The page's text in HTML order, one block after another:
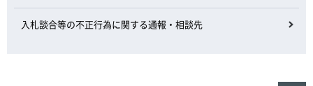
入札談合等の不正行為に関する通報・相談先